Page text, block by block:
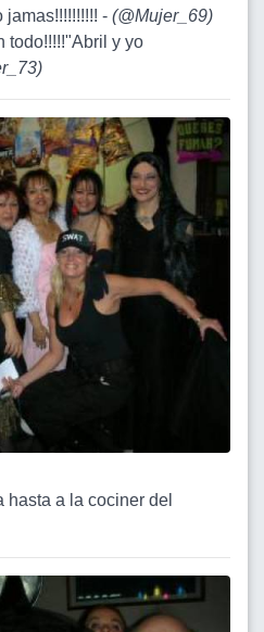
- (@Mujer_69)
todo!!!!!"Abril y yo
)
hasta a la cociner del